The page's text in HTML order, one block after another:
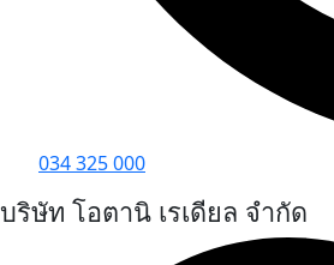
034 325 000
บริษัท โอตานิ เรเดียล จำกัด